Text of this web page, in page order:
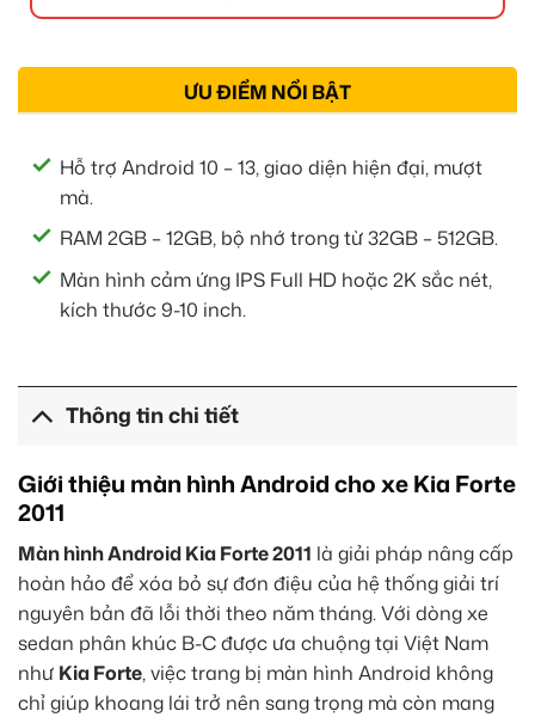
ƯU ĐIỂM NỔI BẬT
Hỗ trợ Android 10 – 13, giao diện hiện đại, mượt
mà.
RAM 2GB – 12GB, bộ nhớ trong từ 32GB – 512GB.
Màn hình cảm ứng IPS Full HD hoặc 2K sắc nét,
kích thước 9-10 inch.
Thông tin chi tiết
Giới thiệu màn hình Android cho xe Kia Forte
2011
Màn hình Android Kia Forte 2011 là giải pháp nâng cấp
hoàn hảo để xóa bỏ sự đơn điệu của hệ thống giải trí
nguyên bản đã lỗi thời theo năm tháng. Với dòng xe
sedan phân khúc B-C được ưa chuộng tại Việt Nam
như Kia Forte, việc trang bị màn hình Android không
chỉ giúp khoang lái trở nên sang trọng mà còn mang